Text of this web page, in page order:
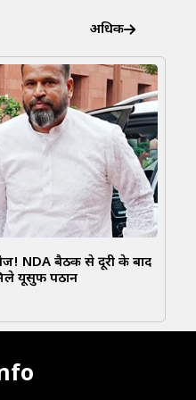
अधिक
NDA बैठक से दूरी के बाद
यूसुफ पठान